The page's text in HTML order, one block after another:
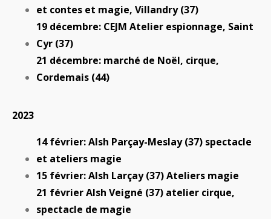
et contes et magie, Villandry (37)
19 décembre: CEJM Atelier espionnage, Saint
Cyr (37)
21 décembre: marché de Noël, cirque,
Cordemais (44)
2023
14 février: Alsh Parçay-Meslay (37) spectacle
et ateliers magie
15 février: Alsh Larçay (37) Ateliers magie
21 février Alsh Veigné (37) atelier cirque,
spectacle de magie